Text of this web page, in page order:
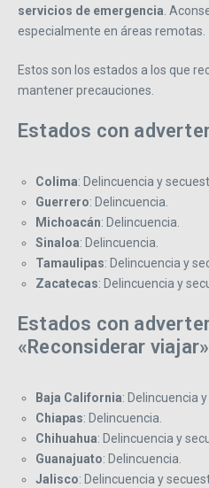
servicios de emergencia.
especialmente en áreas remotas.
Estos son los estados a los que
mantener precauciones.
Estados con
Colima: Delincuencia y
Guerrero: Delincuencia.
Michoacán: Delincuencia.
Sinaloa: Delincuencia.
Tamaulipas: Delincuencia y
Zacatecas: Delincuencia y
Estados con
«Reconsiderar viajar»
Baja California: Delincuencia
Chiapas: Delincuencia.
Chihuahua: Delincuencia y
Guanajuato: Delincuencia.
Jalisco: Delincuencia y